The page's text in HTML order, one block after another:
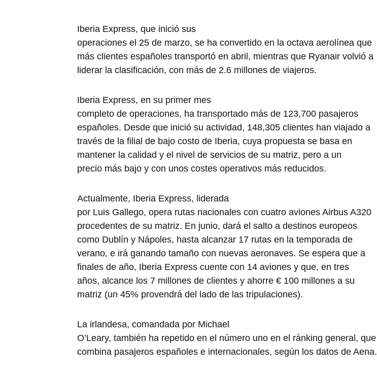
Iberia Express, que inició sus
operaciones el 25 de marzo, se ha convertido en la octava aerolínea que
más clientes españoles transportó en abril, mientras que Ryanair volvió a
liderar la clasificación, con más de 2.6 millones de viajeros.
Iberia Express, en su primer mes
completo de operaciones, ha transportado más de 123,700 pasajeros
españoles. Desde que inició su actividad, 148,305 clientes han viajado a
través de la filial de bajo costo de Iberia, cuya propuesta se basa en
mantener la calidad y el nivel de servicios de su matriz, pero a un
precio más bajo y con unos costes operativos más reducidos.
Actualmente, Iberia Express, liderada
por Luis Gallego, opera rutas nacionales con cuatro aviones Airbus A320
procedentes de su matriz. En junio, dará el salto a destinos europeos
como Dublín y Nápoles, hasta alcanzar 17 rutas en la temporada de
verano, e irá ganando tamaño con nuevas aeronaves. Se espera que a
finales de año, Iberia Express cuente con 14 aviones y que, en tres
años, alcance los 7 millones de clientes y ahorre € 100 millones a su
matriz (un 45% provendrá del lado de las tripulaciones).
La irlandesa, comandada por Michael
O’Leary, también ha repetido en el número uno en el ránking general, que
combina pasajeros españoles e internacionales, según los datos de Aena.